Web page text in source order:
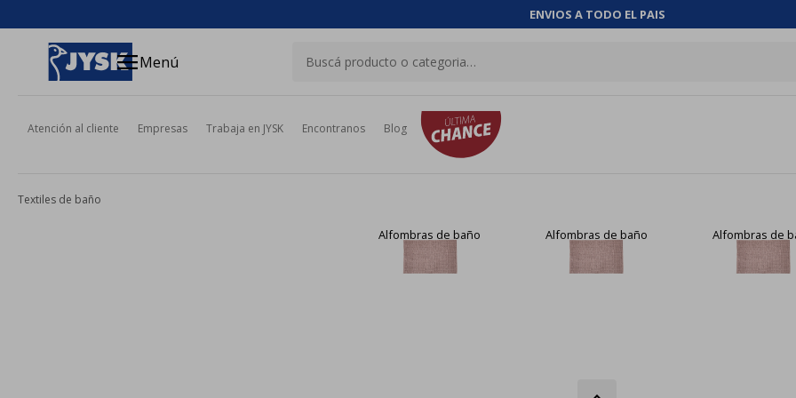
ENVIOS A TODO EL PAIS
menuMenú
Atención al cliente Empresas Trabaja en JYSK Encontranos Blog
Textiles de baño
Alfombras de baño Alfombras de baño Alfombras de
close